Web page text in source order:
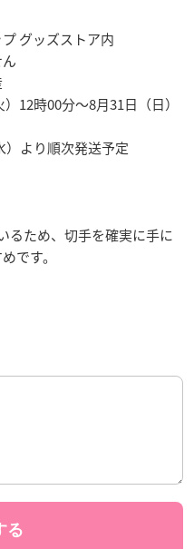
グッズストア内
12時00分～8月31日（日）
）より順次発送予定
るため、切手を確実に手に
です。